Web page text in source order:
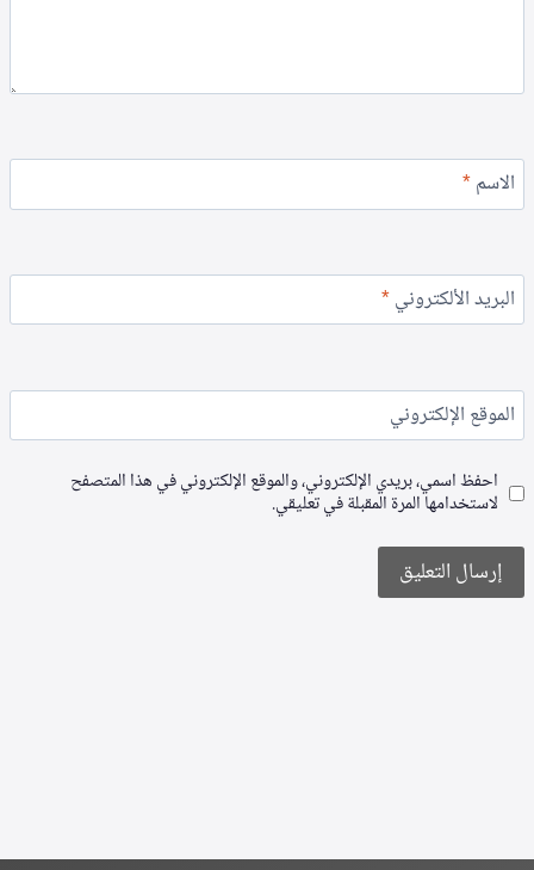
الاسم*
البريد الألكتروني*
الموقع الإلكتروني
احفظ اسمي، بريدي الإلكتروني، والموقع الإلكتروني في هذا المتصفح
لاستخدامها المرة المقبلة في تعليقي.